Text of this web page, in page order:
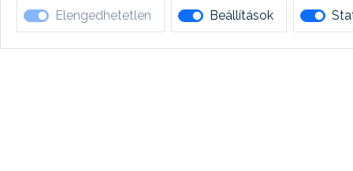
Elengedhetetlen Beállítások